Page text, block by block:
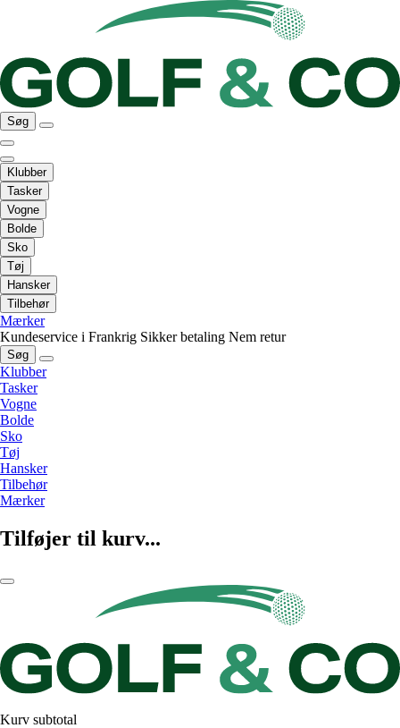
Søg
Klubber
Tasker
Vogne
Bolde
Sko
Tøj
Hansker
Tilbehør
Mærker
Kundeservice i Frankrig Sikker betaling Nem retur
Søg
Klubber
Tasker
Vogne
Bolde
Sko
Tøj
Hansker
Tilbehør
Mærker
Tilføjer til kurv...
Kurv subtotal